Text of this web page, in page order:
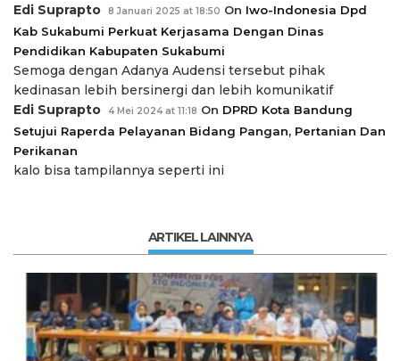
Edi Suprapto 8 Januari 2025 at 18:50 On Iwo-Indonesia Dpd
Kab Sukabumi Perkuat Kerjasama Dengan Dinas
Pendidikan Kabupaten Sukabumi
Semoga dengan Adanya Audensi tersebut pihak
kedinasan lebih bersinergi dan lebih komunikatif
Edi Suprapto
4 Mei 2024 at 11:18 On DPRD Kota Bandung
Setujui Raperda Pelayanan Bidang Pangan, Pertanian Dan
Perikanan
kalo bisa tampilannya seperti ini
ARTIKEL LAINNYA